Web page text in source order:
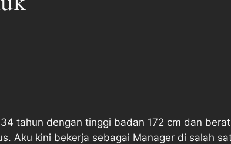
tahun dengan tinggi badan 172 cm dan
Aku kini bekerja sebagai Manager di salah